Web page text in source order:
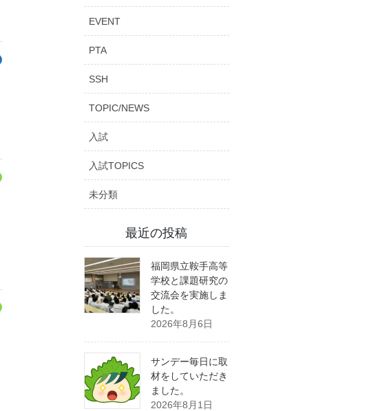
EVENT
PTA
SSH
TOPIC/NEWS
入試
入試TOPICS
未分類
最近の投稿
福岡県立鞍手高等
学校と課題研究の
交流会を実施しま
した。
2026年8月6日
サンデー毎日に取
材をしていただき
ました。
2026年8月1日